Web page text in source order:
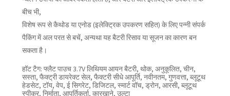
बीच भी,
विशेष रूप से कैथोड या एनोड (इलेक्ट्रिक उपकरण सहित) के लिए पन्नी संपर्क
पैकिंग में अल परत से बचें, अन्यथा यह बैटरी रिसाव या सूजन का कारण बन
सकता है।
हॉट टैग: फ्लैट पाउच 3.7V लिथियम आयन बैटरी, थोक, अनुकूलित, चीन,
सस्ता, फैक्ट्री डायरेक्ट सेल, फैक्टरी सीधे आपूर्ति, नवीनतम, गुणवत्ता, ब्लूटूथ
हेडसेट, टॉय, वेप, ई सिगरेट, डिजिटल, स्मार्ट वॉच, ड्रोन, आरसी, ब्लूटूथ
स्पीकर, निर्माता, आपूर्तिकर्ता, कारखाने, उल्टा